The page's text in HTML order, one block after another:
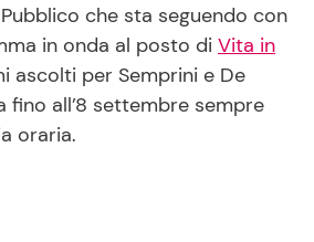
Ricette Facili e Veloci
Ricette Feste
che sta seguendo con
in onda al posto di Vita in
ascolti per Semprini e De
fino all’8 settembre sempre
oraria.